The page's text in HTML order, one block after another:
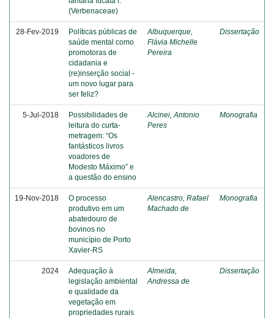
(Verbenaceae)
28-Fev-2019
Políticas públicas de
saúde mental como
promotoras de
cidadania e
(re)inserção social -
um novo lugar para
ser feliz?
Albuquerque,
Flávia Michelle
Pereira
Dissertação
5-Jul-2018
Possibilidades de
leitura do curta-
metragem: “Os
fantásticos livros
voadores de
Modesto Máximo” e
a questão do ensino
Alcinei, Antonio
Peres
Monografia
19-Nov-2018
O processo
produtivo em um
abatedouro de
bovinos no
município de Porto
Xavier-RS
Alencastro, Rafael
Machado de
Monografia
2024
Adequação à
legislação ambiental
e qualidade da
vegetação em
propriedades rurais
Almeida,
Andressa de
Dissertação